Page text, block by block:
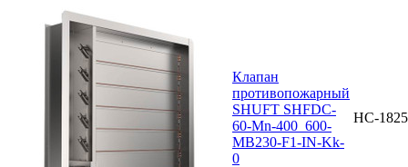
Клапан
противопожарный
SHUFT SHFDC-
60-Mn-400_600-
MB230-F1-IN-Kk-
0
НС-